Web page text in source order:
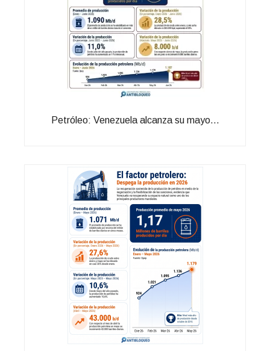
Petróleo: Venezuela alcanza su mayo...